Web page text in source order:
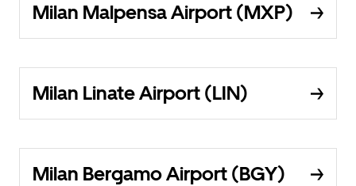
Milan Malpensa Airport (MXP)
Milan Linate Airport (LIN)
Milan Bergamo Airport (BGY)